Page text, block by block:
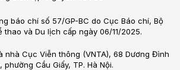
báo chí số 57/GP-BC do Cục Báo chí, Bộ
thao và Du lịch cấp ngày 06/11/2025.
nhà Cục Viễn thông (VNTA), 68 Dương Đình
phường Cầu Giấy, TP. Hà Nội.